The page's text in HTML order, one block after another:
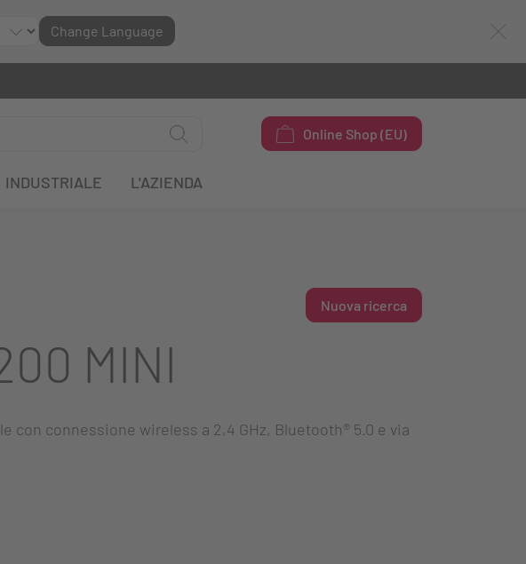
Change Language
Online Shop (EU)
INDUSTRIALE L'AZIENDA
Nuova ricerca
MINI
connessione wireless a 2,4 GHz, Bluetooth® 5.0 e via